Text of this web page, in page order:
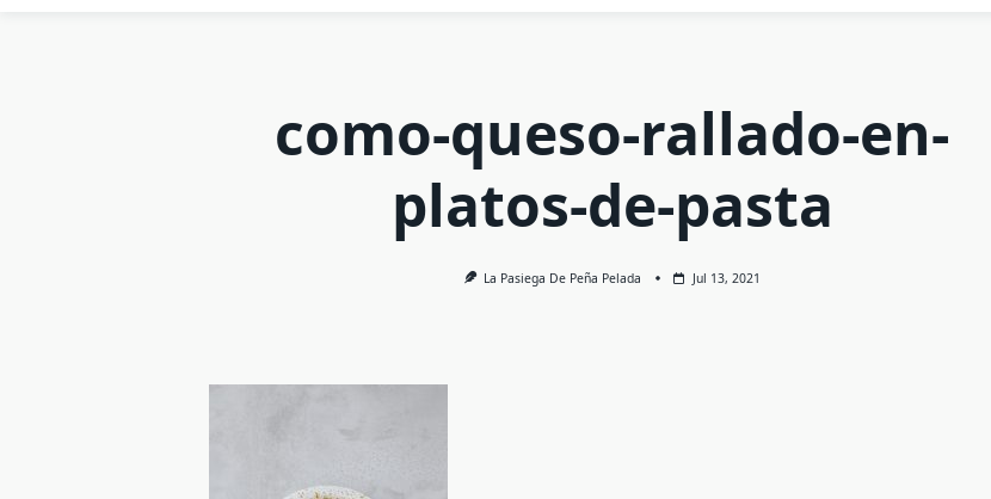
como-queso-rallado-en-
platos-de-pasta
La Pasiega De Peña Pelada Jul 13, 2021